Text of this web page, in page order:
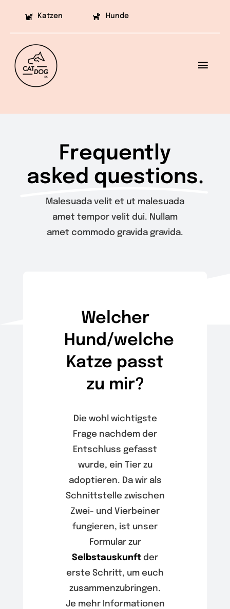
Katzen Hunde
Helfen
Vermittlung
Frequently
asked questions.
Malesuada velit et ut malesuada
amet tempor velit dui. Nullam
amet commodo gravida gravida.
Welcher
Hund/welche
Katze passt
zu mir?
Die wohl wichtigste
Frage nachdem der
Entschluss gefasst
wurde, ein Tier zu
adoptieren. Da wir als
Schnittstelle zwischen
Zwei- und Vierbeiner
fungieren, ist unser
Formular zur
Selbstauskunft der
erste Schritt, um euch
zusammenzubringen.
Je mehr Informationen